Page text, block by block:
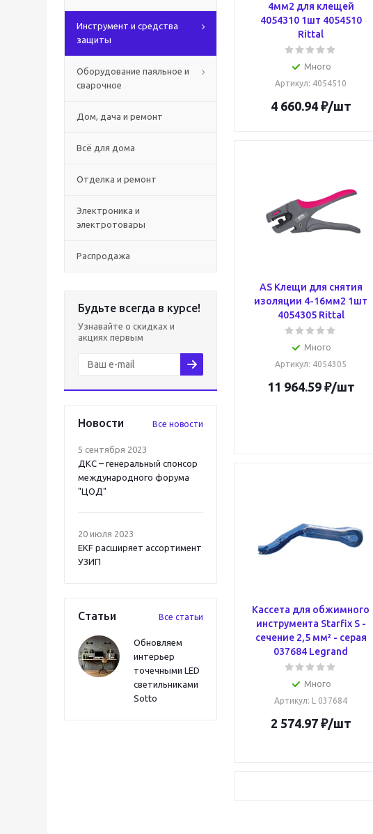
Инструмент и средства
защиты
Оборудование паяльное и
сварочное
Дом, дача и ремонт
Всё для дома
Отделка и ремонт
Электроника и
электротовары
Распродажа
Будьте всегда в курсе!
Узнавайте о скидках и
акциях первым
Новости Все новости
5 сентября 2023
ДКС – генеральный спонсор
международного форума
"ЦОД"
20 июля 2023
EKF расширяет ассортимент
УЗИП
Статьи Все статьи
Обновляем
интерьер
точечными LED
светильниками
Sotto
4мм2 для клещей
4054310 1шт 4054510
Rittal
Много
Артикул: 4054510
4 660.94₽/шт
AS Клещи для снятия
изоляции 4-16мм2 1шт
4054305 Rittal
Много
Артикул: 4054305
11 964.59₽/шт
Кассета для обжимного
инструмента Starfix S -
сечение 2,5 мм² - серая
037684 Legrand
Много
Артикул: L 037684
2 574.97₽/шт